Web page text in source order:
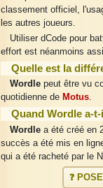
classement officiel,
les autres joueurs.
Utiliser dCode pour
effort est néanmoins
Quelle est la
Wordlepeut être vu
quotidienne de Motus.
Quand Wordle a-
Wordlea été créé en
succès a été mis en
qui a été racheté par le
❓